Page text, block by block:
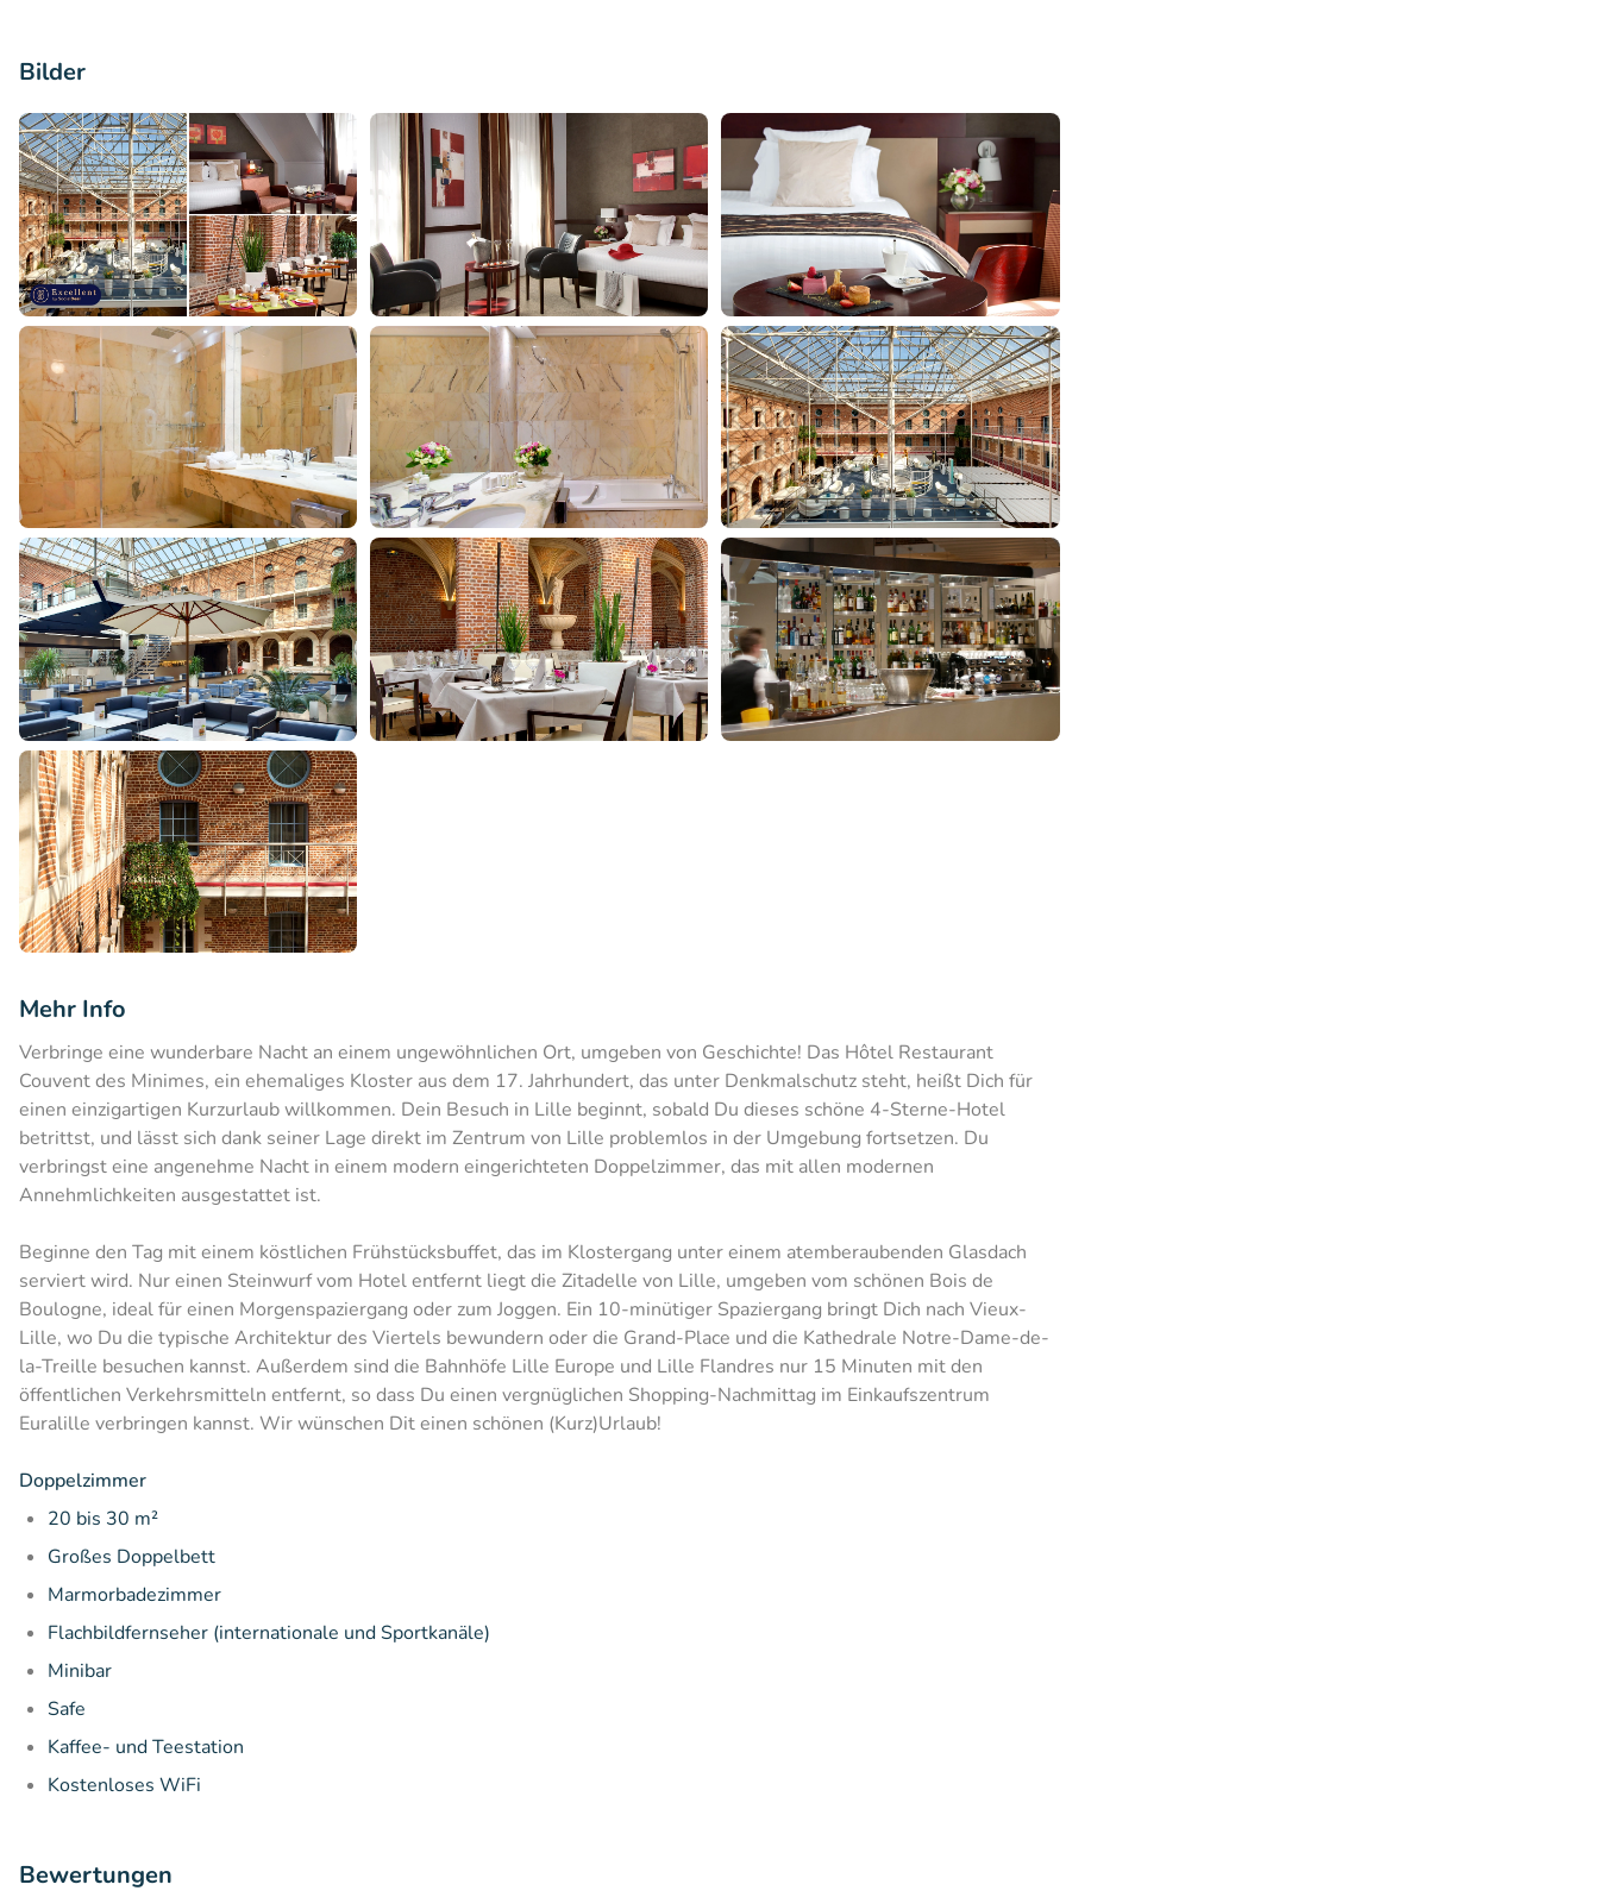
Bilder
Mehr Info
Verbringe eine wunderbare Nacht an einem ungewöhnlichen Ort, umgeben von Geschichte! Das Hôtel Restaurant
Couvent des Minimes, ein ehemaliges Kloster aus dem 17. Jahrhundert, das unter Denkmalschutz steht, heißt Dich für
einen einzigartigen Kurzurlaub willkommen. Dein Besuch in Lille beginnt, sobald Du dieses schöne 4-Sterne-Hotel
betrittst, und lässt sich dank seiner Lage direkt im Zentrum von Lille problemlos in der Umgebung fortsetzen. Du
verbringst eine angenehme Nacht in einem modern eingerichteten Doppelzimmer, das mit allen modernen
Annehmlichkeiten ausgestattet ist.
Beginne den Tag mit einem köstlichen Frühstücksbuffet, das im Klostergang unter einem atemberaubenden Glasdach
serviert wird. Nur einen Steinwurf vom Hotel entfernt liegt die Zitadelle von Lille, umgeben vom schönen Bois de
Boulogne, ideal für einen Morgenspaziergang oder zum Joggen. Ein 10-minütiger Spaziergang bringt Dich nach Vieux-
Lille, wo Du die typische Architektur des Viertels bewundern oder die Grand-Place und die Kathedrale Notre-Dame-de-
la-Treille besuchen kannst. Außerdem sind die Bahnhöfe Lille Europe und Lille Flandres nur 15 Minuten mit den
öffentlichen Verkehrsmitteln entfernt, so dass Du einen vergnüglichen Shopping-Nachmittag im Einkaufszentrum
Euralille verbringen kannst. Wir wünschen Dit einen schönen (Kurz)Urlaub!
Doppelzimmer
20 bis 30 m²
Großes Doppelbett
Marmorbadezimmer
Flachbildfernseher (internationale und Sportkanäle)
Minibar
Safe
Kaffee- und Teestation
Kostenloses WiFi
Bewertungen